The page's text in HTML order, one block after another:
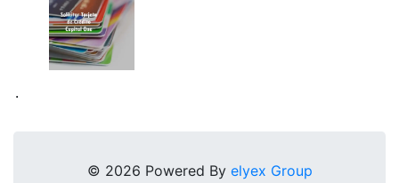
.
© 2026 Powered By elyex Group